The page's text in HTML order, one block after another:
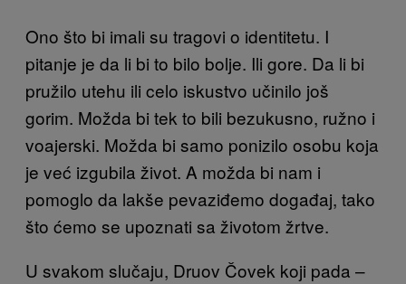
Ono što bi imali su tragovi o identitetu. I
pitanje je da li bi to bilo bolje. Ili gore. Da li bi
pružilo utehu ili celo iskustvo učinilo još
gorim. Možda bi tek to bili bezukusno, ružno i
voajerski. Možda bi samo ponizilo osobu koja
je već izgubila život. A možda bi nam i
pomoglo da lakše pevaziđemo događaj, tako
što ćemo se upoznati sa životom žrtve.
U svakom slučaju, Druov Čovek koji pada –